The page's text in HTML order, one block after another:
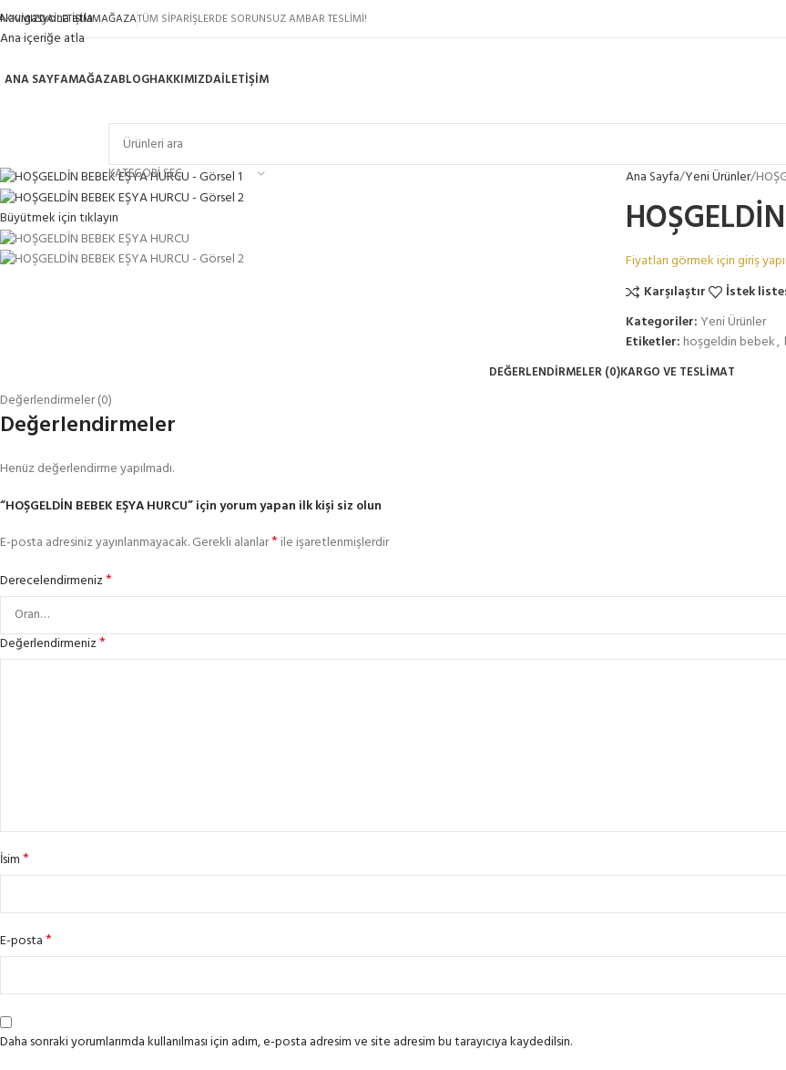
Navigasyona atla
Ana içeriğe atla
İLETIŞIMMAĞAZATÜM SİPARİŞLERDE SORUNSUZ AMBAR TESLİMİ!
ANA SAYFAMAĞAZABLOGHAKKIMIZDAİLETIŞIM
KATEGORI SEÇ
Büyütmek için tıklayın
Ana Sayfa Yeni Ürünler
Fiyatları görmek için giriş
Karşılaştır
İstek
Kategoriler: Yeni Ürünler
Etiketler: hoşgeldin bebek,
DEĞERLENDIRMELER (0)KARGO VE TESLIMAT
Değerlendirmeler (0)
Değerlendirmeler
Henüz değerlendirme yapılmadı.
“HOŞGELDİN BEBEK EŞYA HURCU” için yorum yapan ilk kişi siz olun
E-posta adresiniz yayınlanmayacak.Gerekli alanlar*ile işaretlenmişlerdir
Derecelendirmeniz*
Değerlendirmeniz*
İsim*
E-posta*
Daha sonraki yorumlarımda kullanılması için adım, e-posta adresim ve site adresim bu tarayıcıya kaydedilsin.